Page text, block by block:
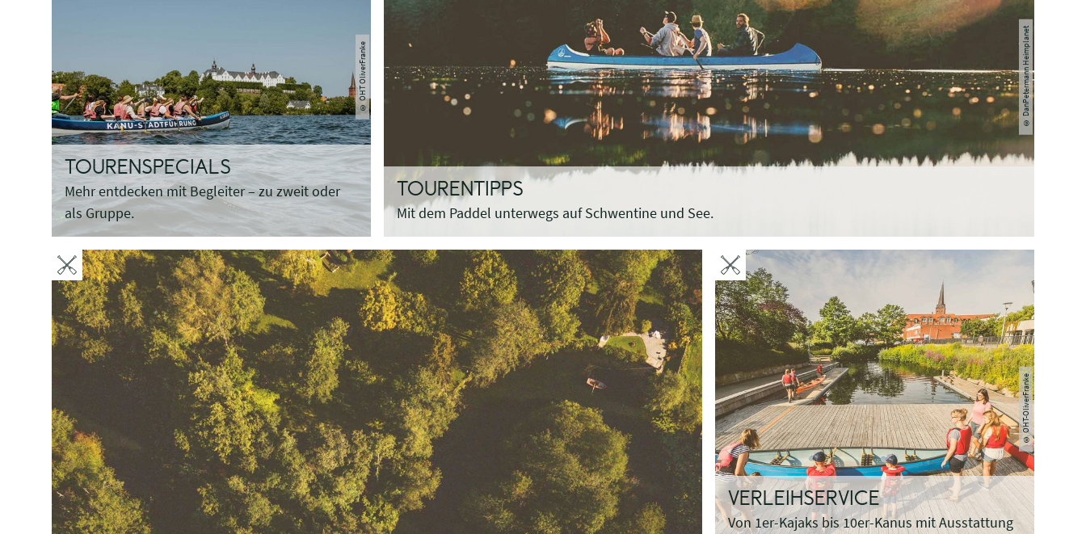
TOURENSPECIALS
Mehr entdecken mit Begleiter – zu zweit oder
als Gruppe.
© OHT OliverFranke
TOURENTIPPS
Mit dem Paddel unterwegs auf Schwentine und See.
© DanPetermann Heimplanet
VERLEIHSERVICE
Von 1er-Kajaks bis 10er-Kanus mit Ausstattung
© OHT-OliverFranke